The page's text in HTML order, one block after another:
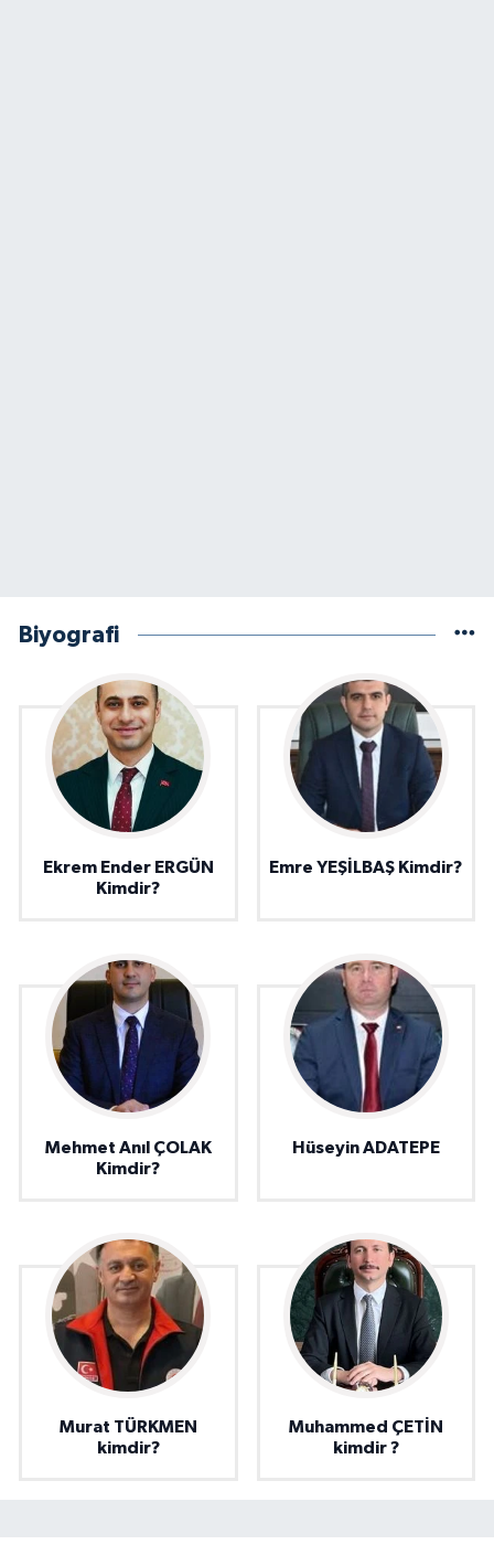
Biyografi
Ekrem Ender ERGÜN
Kimdir?
Emre YEŞİLBAŞ Kimdir?
Mehmet Anıl ÇOLAK
Kimdir?
Hüseyin ADATEPE
Murat TÜRKMEN
kimdir?
Muhammed ÇETİN
kimdir ?